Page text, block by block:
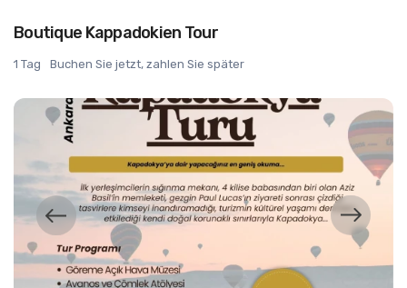
Boutique Kappadokien Tour
1 Tag Buchen Sie jetzt, zahlen Sie später